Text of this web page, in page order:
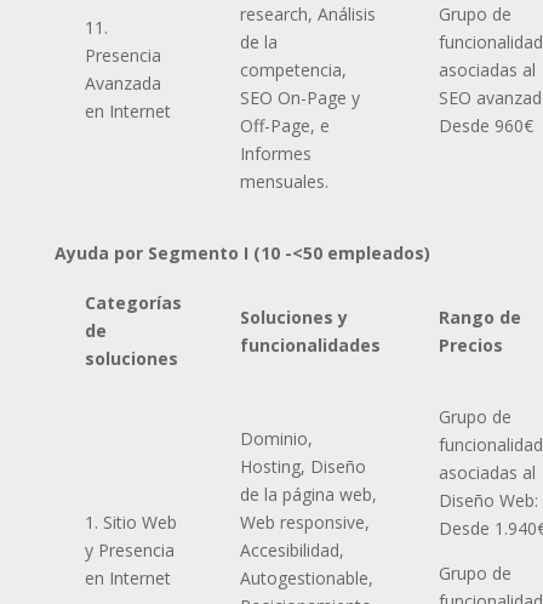
11.
Presencia
Avanzada
en Internet
research, Análisis
de la
competencia,
SEO On-Page y
Off-Page, e
Informes
mensuales.
Grupo de
asociadas al
SEO
Desde 960€
Ayuda por Segmento I (10 -<50 empleados)
Categorías
de
soluciones
Soluciones y
funcionalidades
Rango de
Precios
1. Sitio Web
y Presencia
en Internet
Dominio,
Hosting, Diseño
de la página web,
Web responsive,
Accesibilidad,
Autogestionable,
Grupo de
asociadas al
Diseño Web:
Desde
Grupo de